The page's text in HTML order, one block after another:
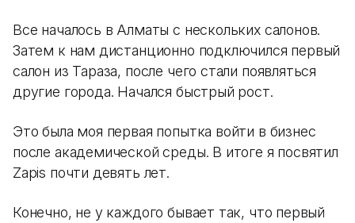
Все началось в Алматы с нескольких салонов.
Затем к нам дистанционно подключился первый
салон из Тараза, после чего стали появляться
другие города. Начался быстрый рост.
Это была моя первая попытка войти в бизнес
после академической среды. В итоге я посвятил
Zapis почти девять лет.
Конечно, не у каждого бывает так, что первый